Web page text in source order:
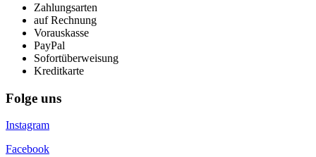
Zahlungsarten
auf Rechnung
Vorauskasse
PayPal
Sofortüberweisung
Kreditkarte
Folge uns
Instagram
Facebook